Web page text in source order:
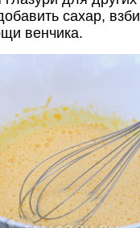
сахар,
венчика.